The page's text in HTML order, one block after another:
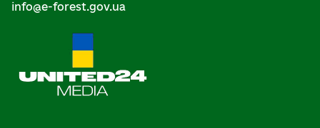
info@e-forest.gov.ua